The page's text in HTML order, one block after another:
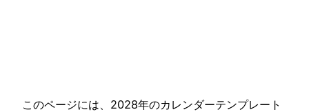
このページには、2028年のカレンダーテンプレート